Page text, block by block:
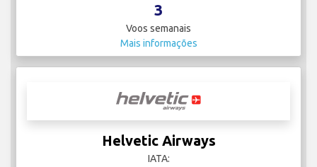
3
Voos semanais
Mais informações
Helvetic Airways
IATA: